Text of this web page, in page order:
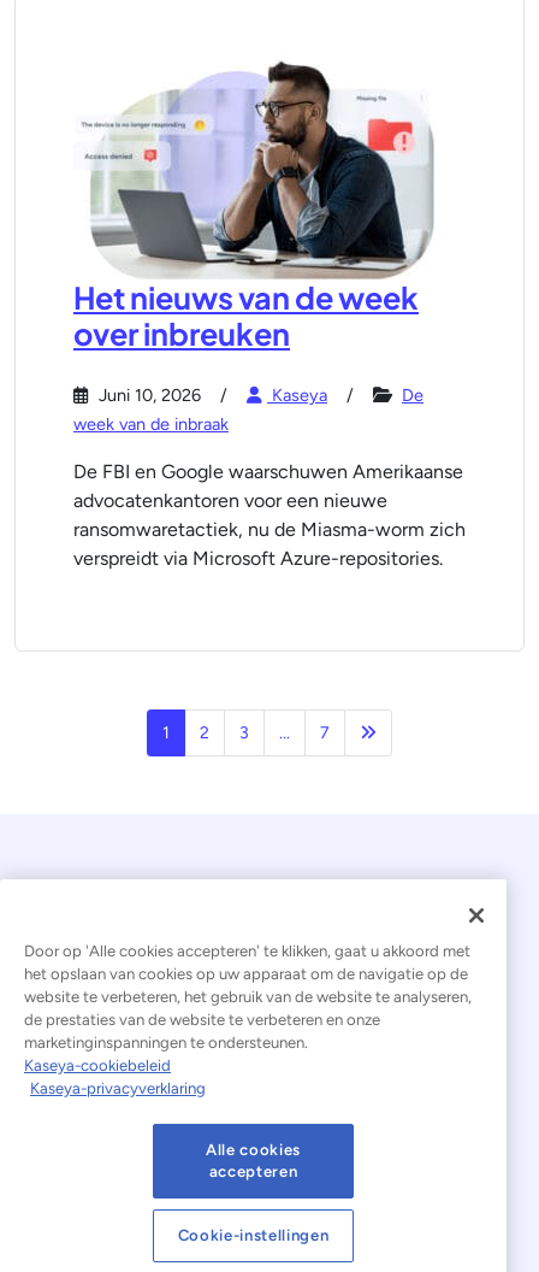
Het nieuws van de week
over inbreuken
Juni 10, 2026 Kaseya
De
week van de inbraak
De FBI en Google waarschuwen Amerikaanse
advocatenkantoren voor een nieuwe
ransomwaretactiek, nu de Miasma-worm zich
verspreidt via Microsoft Azure-repositories.
1 2 3 ... 7
© 2026 Kaseya. Alle rechten voorbehouden.
Nederlands
Verklaring inzake moderne slavernij
Gebruiksvoorwaarden van de website
Privacyverklaring Sitemap Cookies Settings
Kennisgeving inzake cookies
Door op 'Alle cookies accepteren' te klikken, gaat u akkoord met
het opslaan van cookies op uw apparaat om de navigatie op de
website te verbeteren, het gebruik van de website te analyseren,
de prestaties van de website te verbeteren en onze
marketinginspanningen te ondersteunen.
Kaseya-cookiebeleid
Kaseya-privacyverklaring
Alle cookies
accepteren
Cookie-instellingen